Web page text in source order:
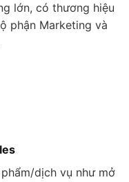
lớn, có thương hiệu
phận Marketing và
dịch vụ như mở